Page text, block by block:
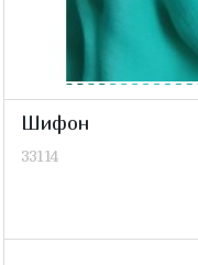
Шифон
33114